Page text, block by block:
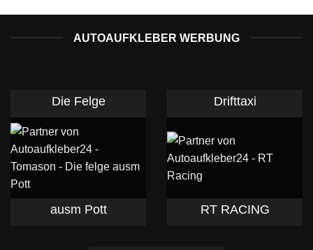
AUTOAUFKLEBER WERBUNG
Die Felge
ausm Pott
Drifttaxi
RT RACING